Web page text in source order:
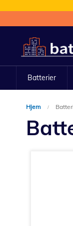
til
innhold
Batterier
Hjem